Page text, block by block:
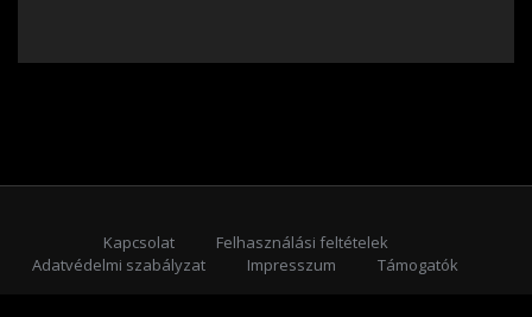
Kapcsolat
Felhasználási feltételek
Adatvédelmi szabályzat
Impresszum
Támogatók